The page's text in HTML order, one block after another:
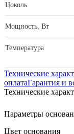
Цоколь
Мощность, Вт
Температура
Технические
оплатаГарантия и
Технические
Параметры
Цвет основания